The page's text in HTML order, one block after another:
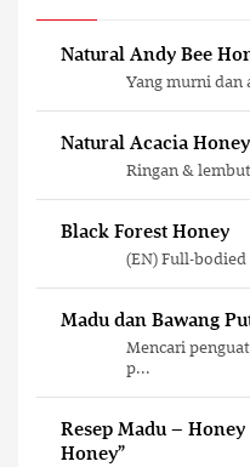
Natural Andy Bee
Yang murni
Natural Acacia Honey
Ringan &
Black Forest Honey
(EN) Full-
Madu dan Bawang
Mencari
p...
Resep Madu –
Honey”